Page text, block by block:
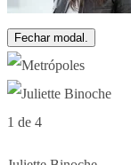
Fechar modal.
1 de 4